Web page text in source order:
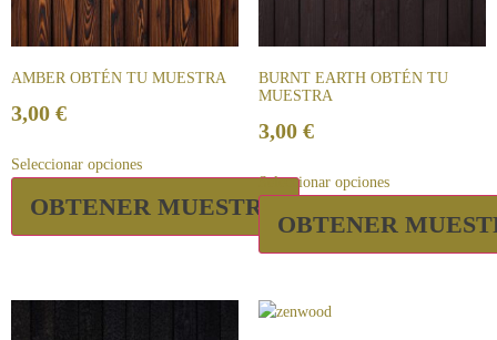
AMBER OBTÉN TU MUESTRA
3,00 €
Seleccionar opciones
OBTENER MUESTRA
BURNT EARTH OBTÉN TU
MUESTRA
3,00 €
Seleccionar opciones
OBTENER